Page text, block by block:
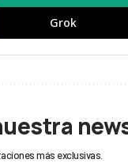
Grok
más exclusivas.